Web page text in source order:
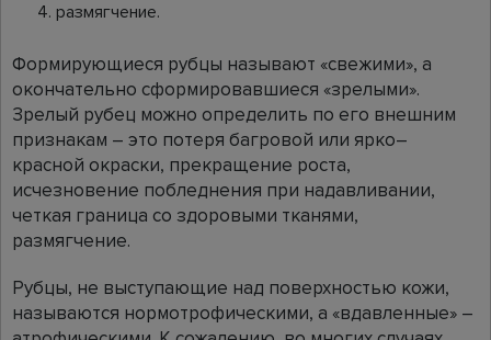
размягчение.
Формирующиеся рубцы называют «свежими», а
окончательно сформировавшиеся «зрелыми».
Зрелый рубец можно определить по его внешним
признакам – это потеря багровой или ярко–
красной окраски, прекращение роста,
исчезновение побледнения при надавливании,
четкая граница со здоровыми тканями,
размягчение.
Рубцы, не выступающие над поверхностью кожи,
называются нормотрофическими, а «вдавленные» –